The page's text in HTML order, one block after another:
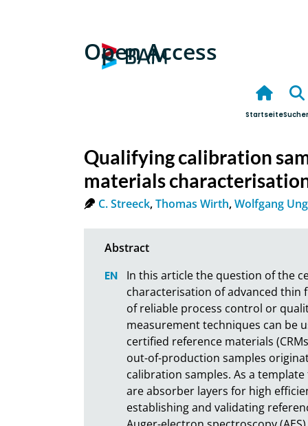
Open Access
Startseite
Qualifying calibration
materials
C. Streeck,Thomas Wirth,Wolfgang
In this article the question of the
characterisation of advanced thin
of reliable process control or
measurement techniques can be
certified reference materials
out-of-production samples
calibration samples. As a
are absorber layers for high
establishing and validating